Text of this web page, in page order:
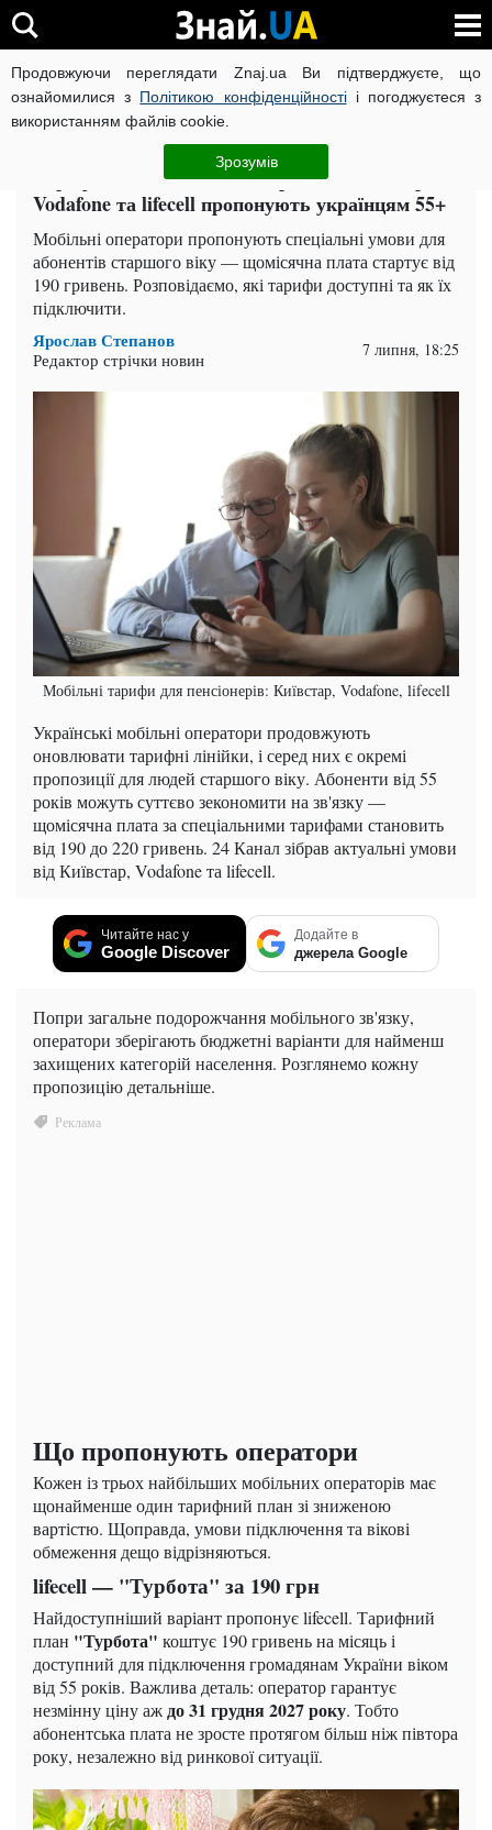
Продовжуючи переглядати Znaj.ua Ви підтверджуєте, що
ознайомилися з Політикою конфіденційностіі погоджуєтеся з
використанням файлів cookie.
Зрозумів
ВІЙНА РОСІЇ ПРОТИ УКРАЇНИ КОРОНАВІРУС В УКРАЇНІ
ЧИТАТЬ НА РУССКОМ
Тарифи на зв'язок від 190 грн: що Київстар,
Vodafone та lifecell пропонують українцям 55+
Мобільні оператори пропонують спеціальні умови для
абонентів старшого віку — щомісячна плата стартує від
190 гривень. Розповідаємо, які тарифи доступні та як їх
підключити.
Ярослав Степанов
Редактор стрічки новин 7 липня, 18:25
Мобільні тарифи для пенсіонерів: Київстар, Vodafone, lifecell
Українські мобільні оператори продовжують
оновлювати тарифні лінійки, і серед них є окремі
пропозиції для людей старшого віку. Абоненти від 55
років можуть суттєво зекономити на зв'язку —
щомісячна плата за спеціальними тарифами становить
від 190 до 220 гривень. 24 Канал зібрав актуальні умови
від Київстар, Vodafone та lifecell.
Читайте нас у
Google Discover
Додайте в
джерела Google
Попри загальне подорожчання мобільного зв'язку,
оператори зберігають бюджетні варіанти для найменш
захищених категорій населення. Розглянемо кожну
пропозицію детальніше.
Що пропонують оператори
Кожен із трьох найбільших мобільних операторів має
щонайменше один тарифний план зі зниженою
вартістю. Щоправда, умови підключення та вікові
обмеження дещо відрізняються.
lifecell — "Турбота" за 190 грн
Найдоступніший варіант пропонує lifecell. Тарифний
план "Турбота" коштує 190 гривень на місяць і
доступний для підключення громадянам України віком
від 55 років. Важлива деталь: оператор гарантує
незмінну ціну аждо 31 грудня 2027 року. Тобто
абонентська плата не зросте протягом більш ніж півтора
року, незалежно від ринкової ситуації.